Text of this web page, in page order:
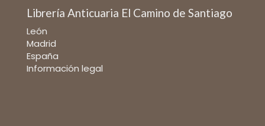
Librería Anticuaria El Camino de Santiago
León
Madrid
España
Información legal